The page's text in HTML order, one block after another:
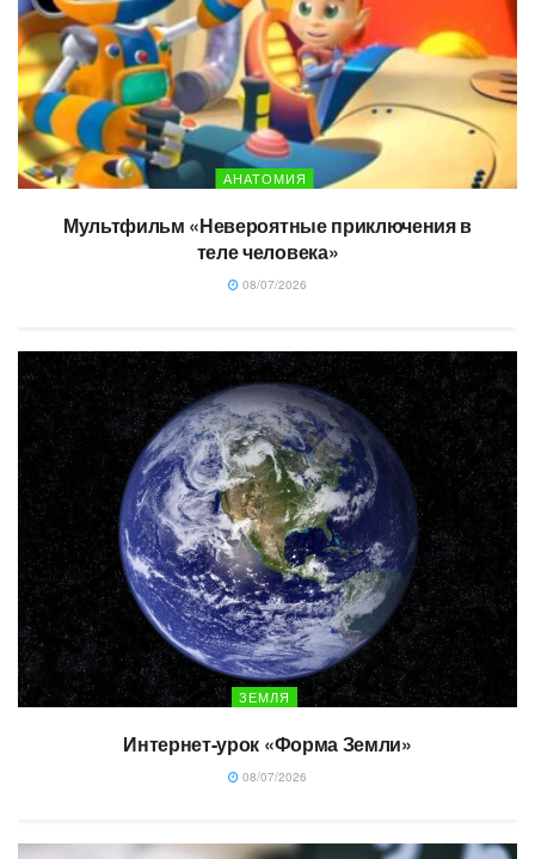
АНАТОМИЯ
Мультфильм «Невероятные приключения в
теле человека»
08/07/2026
ЗЕМЛЯ
Интернет-урок «Форма Земли»
08/07/2026